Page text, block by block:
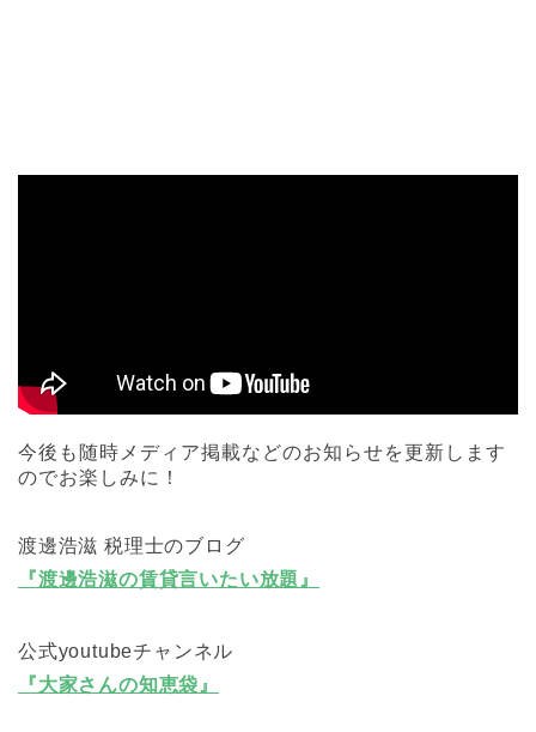
今後も随時メディア掲載などのお知らせを更新します
のでお楽しみに！
渡邊浩滋 税理士のブログ
『渡邊浩滋の賃貸言いたい放題』
公式youtubeチャンネル
『大家さんの知恵袋』